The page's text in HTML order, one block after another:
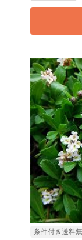
条件付き送料